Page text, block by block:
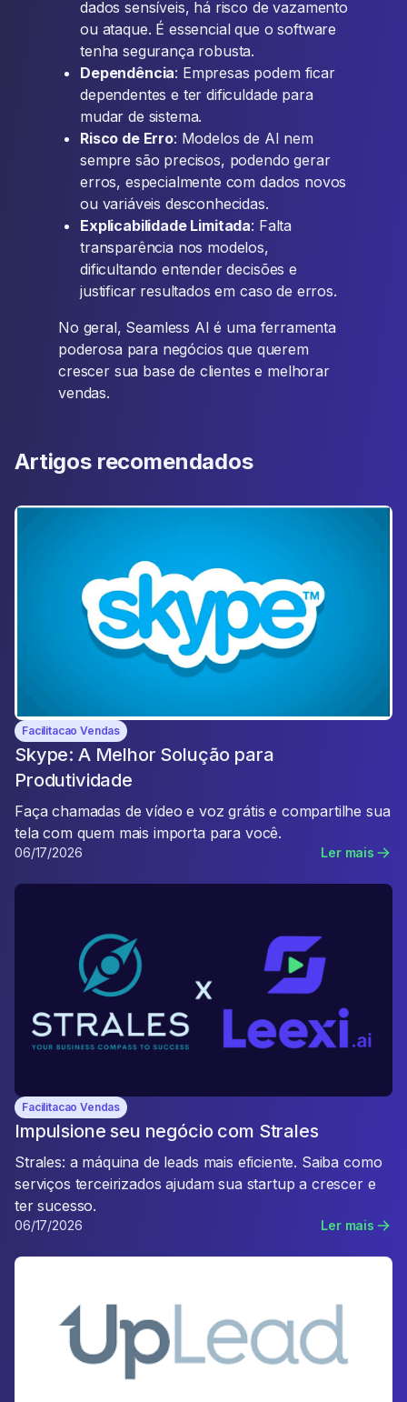
dados sensíveis, há risco de vazamento
ou ataque. É essencial que o software
tenha segurança robusta.
Dependência: Empresas podem ficar
dependentes e ter dificuldade para
mudar de sistema.
Risco de Erro: Modelos de AI nem
sempre são precisos, podendo gerar
erros, especialmente com dados novos
ou variáveis desconhecidas.
Explicabilidade Limitada: Falta
transparência nos modelos,
dificultando entender decisões e
justificar resultados em caso de erros.
No geral, Seamless AI é uma ferramenta
poderosa para negócios que querem
crescer sua base de clientes e melhorar
vendas.
Artigos recomendados
Facilitacao Vendas
Skype: A Melhor Solução para
Produtividade
Faça chamadas de vídeo e voz grátis e compartilhe sua
tela com quem mais importa para você.
06/17/2026 Ler mais
Facilitacao Vendas
Impulsione seu negócio com Strales
Strales: a máquina de leads mais eficiente. Saiba como
serviços terceirizados ajudam sua startup a crescer e
ter sucesso.
06/17/2026 Ler mais